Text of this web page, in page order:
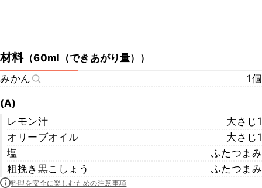
材料（60ml（できあがり量） ）
みかん
1個
(A)
レモン汁
大さじ1
オリーブオイル
大さじ1
塩
ふたつまみ
粗挽き黒こしょう
ふたつまみ
料理を安全に楽しむための注意事項